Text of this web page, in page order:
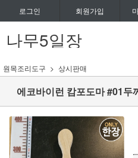
로그인 회원가입
나무5일장
원목조리도구 상시판매
에코바이런 캄포도마 #01두